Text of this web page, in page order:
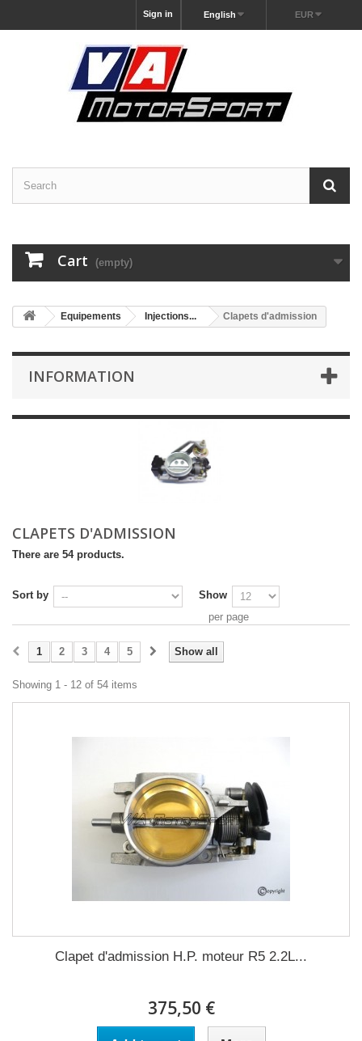
EUR
English
Sign in
Cart (empty)
Equipements Injections... Clapets d'admission
INFORMATION
CLAPETS D'ADMISSION
There are 54 products.
Sort by
Show
per page
Show all
1 2 3 4 5
Showing 1 - 12 of 54 items
Clapet d'admission H.P. moteur R5 2.2L...
375,50 €